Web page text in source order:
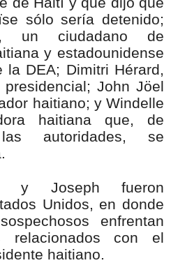
sólo sería detenido;
un ciudadano de
y estadounidense
la DEA; Dimitri Hérard,
John Jöel
haitiano; y Windelle
haitiana que, de
autoridades, se
y Joseph fueron
Unidos, en donde
enfrentan
relacionados con el
haitiano.